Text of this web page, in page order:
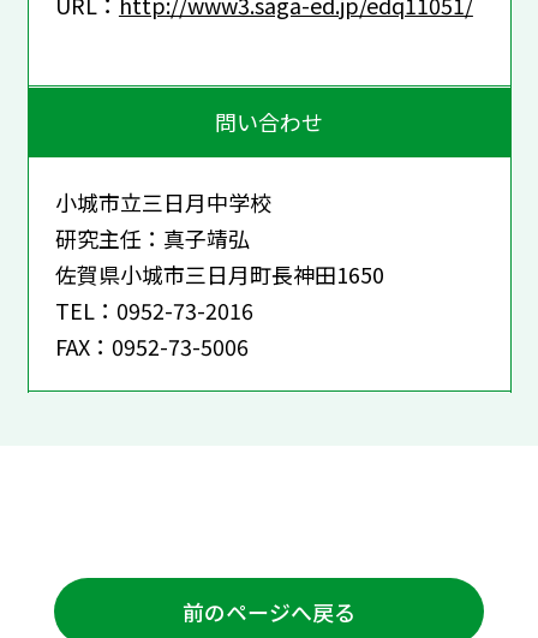
問い合わせ
小城市立三日月中学校
研究主任：真子靖弘
佐賀県小城市三日月町長神田1650
TEL：0952-73-2016
FAX：0952-73-5006
前のページへ戻る